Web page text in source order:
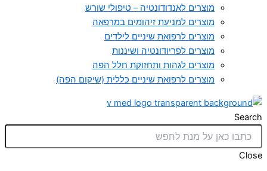
מוצרים לאנדודונטיה – טיפולי שורש
מוצרים למניעת זיהומים במרפאה
מוצרים לרפואת שיניים לילדים
מוצרים לפריודונטיה ושיננות
מוצרים לגהות ותחזוקת חלל הפה
מוצרים לרפואת שיניים כללית (שיקום הפה)
Search
Close